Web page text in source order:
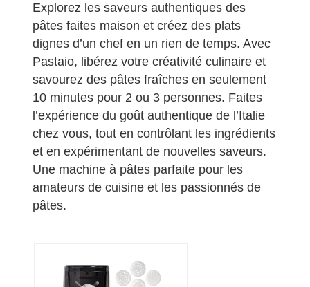
Explorez les saveurs authentiques des
pâtes faites maison et créez des plats
dignes d’un chef en un rien de temps. Avec
Pastaio, libérez votre créativité culinaire et
savourez des pâtes fraîches en seulement
10 minutes pour 2 ou 3 personnes. Faites
l’expérience du goût authentique de l’Italie
chez vous, tout en contrôlant les ingrédients
et en expérimentant de nouvelles saveurs.
Une machine à pâtes parfaite pour les
amateurs de cuisine et les passionnés de
pâtes.